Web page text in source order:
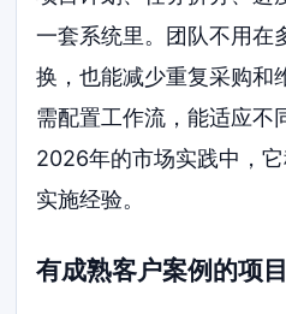
一套系统里。团队不用在
换，也能减少重复采购和
需配置工作流，能适应不
2026年的市场实践中，
实施经验。
有成熟客户案例的项